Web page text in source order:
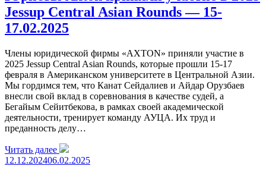
Jessup Central Asian Rounds — 15-
17.02.2025
Члены юридической фирмы «AXTON» приняли участие в
2025 Jessup Central Asian Rounds, которые прошли 15-17
февраля в Американском университете в Центральной Азии.
Мы гордимся тем, что Канат Сейдалиев и Айдар Орузбаев
внесли свой вклад в соревнования в качестве судей, а
Бегайым Сейитбекова, в рамках своей академической
деятельности, тренирует команду АУЦА. Их труд и
преданность делу…
Читать далее
12.12.202406.02.2025